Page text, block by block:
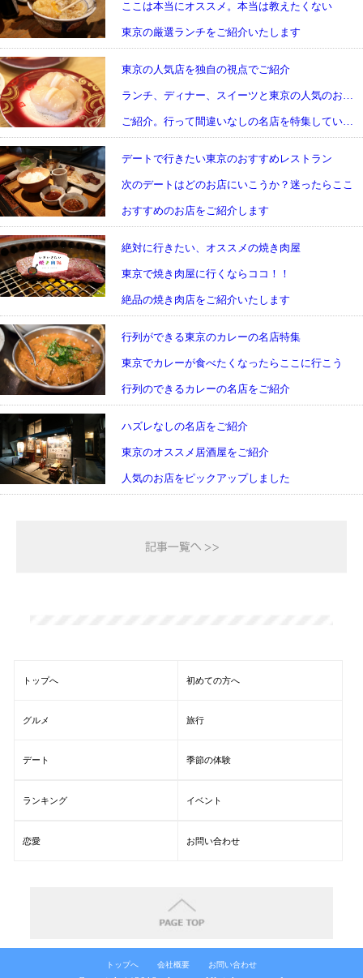
ここは本当にオススメ。本当は教えたくない
東京の厳選ランチをご紹介いたします
東京の人気店を独自の視点でご紹介
ランチ、ディナー、スイーツと東京の人気のお店を
ご紹介。行って間違いなしの名店を特集しています
デートで行きたい東京のおすすめレストラン
次のデートはどのお店にいこうか？迷ったらここ
おすすめのお店をご紹介します
絶対に行きたい、オススメの焼き肉屋
東京で焼き肉屋に行くならココ！！
絶品の焼き肉店をご紹介いたします
行列ができる東京のカレーの名店特集
東京でカレーが食べたくなったらここに行こう
行列のできるカレーの名店をご紹介
ハズレなしの名店をご紹介
東京のオススメ居酒屋をご紹介
人気のお店をピックアップしました
トップへ 初めての方へ
グルメ 旅行
デート 季節の体験
ランキング イベント
恋愛 お問い合わせ
トップへ 会社概要 お問い合わせ